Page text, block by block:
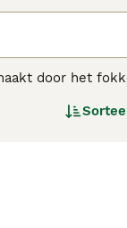
door het
gebruikt